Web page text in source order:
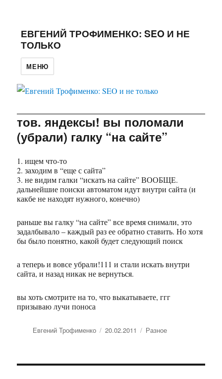
ЕВГЕНИЙ ТРОФИМЕНКО: SEO И НЕ
ТОЛЬКО
МЕНЮ
тов. яндексы! вы поломали
(убрали) галку “на сайте”
1. ищем что-то
2. заходим в “еще с сайта”
3. не видим галки “искать на сайте” ВООБЩЕ.
дальнейшие поиски автоматом идут внутри сайта (и
какбе не находят нужного, конечно)
раньше вы галку “на сайте” все время снимали, это
задалбывало – каждый раз ее обратно ставить. Но хотя
бы было понятно, какой будет следующий поиск
а теперь и вовсе убрали!111 и стали искать внутри
сайта, и назад никак не вернуться.
вы хоть смотрите на то, что выкатываете, ггг
призываю лучи поноса
Автор
Евгений Трофименко Опубликовано
20.02.2011 Рубрики
Разное